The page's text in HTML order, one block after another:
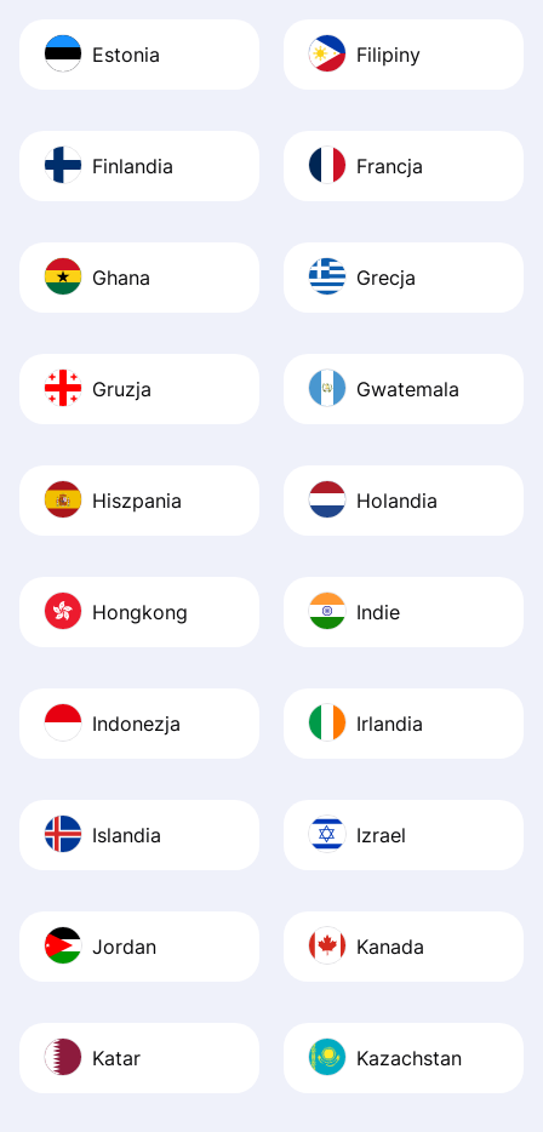
Estonia Filipiny
Finlandia Francja
Ghana Grecja
Gruzja Gwatemala
Hiszpania Holandia
Hongkong Indie
Indonezja Irlandia
Islandia Izrael
Jordan Kanada
Katar Kazachstan